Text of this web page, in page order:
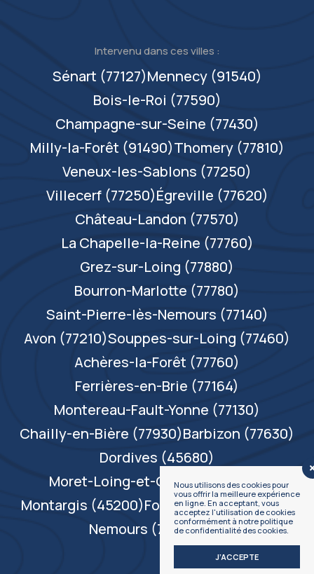
Intervenu dans ces villes :
Sénart (77127)Mennecy (91540)
Bois-le-Roi (77590)
Champagne-sur-Seine (77430)
Milly-la-Forêt (91490)Thomery (77810)
Veneux-les-Sablons (77250)
Villecerf (77250)Égreville (77620)
Château-Landon (77570)
La Chapelle-la-Reine (77760)
Grez-sur-Loing (77880)
Bourron-Marlotte (77780)
Saint-Pierre-lès-Nemours (77140)
Avon (77210)Souppes-sur-Loing (77460)
Achères-la-Forêt (77760)
Ferrières-en-Brie (77164)
Montereau-Fault-Yonne (77130)
Chailly-en-Bière (77930)Barbizon (77630)
Dordives (45680)
Moret-Loing-et-Orvanne (77250)
Montargis (45200)Fontainebleau (77300)
Nemours (77140)[...]
Nous utilisons des cookies pour
vous offrir la meilleure expérience
en ligne. En acceptant, vous
acceptez l'utilisation de cookies
conformément à notre politique
de confidentialité des cookies.
J’ACCEPTE